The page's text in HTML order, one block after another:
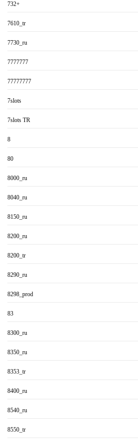
732+
7610_tr
7730_ru
7777777
77777777
7slots
7slots TR
8
80
8000_ru
8040_ru
8150_ru
8200_ru
8200_tr
8290_ru
8298_prod
83
8300_ru
8350_ru
8353_tr
8400_ru
8540_ru
8550_tr